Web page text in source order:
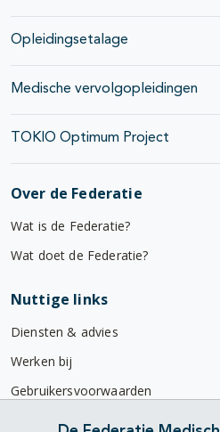
Opleidingsetalage
Medische vervolgopleidingen
TOKIO Optimum Project
Over de Federatie
Wat is de Federatie?
Wat doet de Federatie?
Nuttige links
Diensten & advies
Werken bij
Gebruikersvoorwaarden
Privacyverklaring